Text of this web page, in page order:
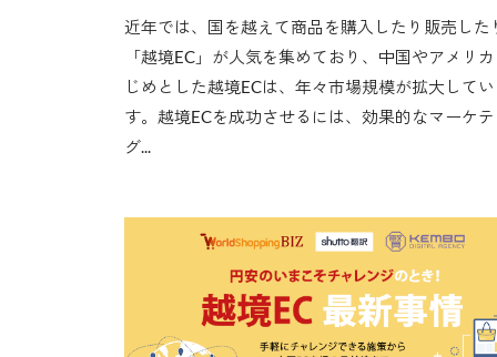
近年では、国を越えて商品を購入したり販売した
「越境EC」が人気を集めており、中国やアメリ
じめとした越境ECは、年々市場規模が拡大して
す。越境ECを成功させるには、効果的なマーケ
グ...